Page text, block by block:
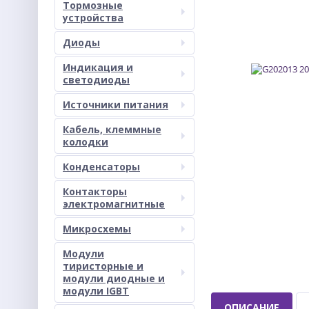
Тормозные
устройства
Диоды
Индикация и
светодиоды
Источники питания
Кабель, клеммные
колодки
Конденсаторы
Контакторы
электромагнитные
Микросхемы
Модули
тиристорные и
модули диодные и
модули IGBT